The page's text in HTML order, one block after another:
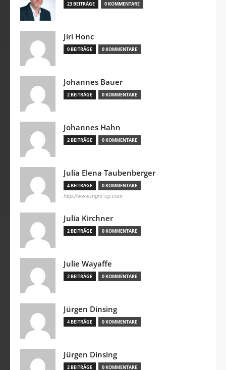
23 BEITRÄGE 0 KOMMENTARE
Jiri Honc
0 BEITRÄGE 0 KOMMENTARE
Johannes Bauer
2 BEITRÄGE 0 KOMMENTARE
Johannes Hahn
2 BEITRÄGE 0 KOMMENTARE
Julia Elena Taubenberger
4 BEITRÄGE 0 KOMMENTARE
http://www.mgm-cp.com
Julia Kirchner
2 BEITRÄGE 0 KOMMENTARE
Julie Wayaffe
2 BEITRÄGE 0 KOMMENTARE
Jürgen Dinsing
4 BEITRÄGE 0 KOMMENTARE
Jürgen Dinsing
2 BEITRÄGE 0 KOMMENTARE